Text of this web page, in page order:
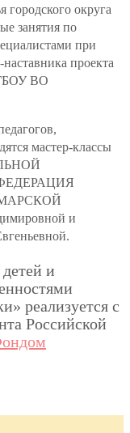
округа
занятия по
при
проекта
ВО
мастер-классы
и
и
реализуется с
Российской